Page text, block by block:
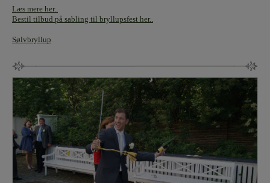
Læs mere her..
Bestil tilbud på sabling til bryllupsfest her..
Sølvbryllup